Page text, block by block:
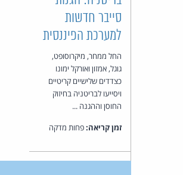
סייבר חדשות
למערכת הפיננסית
החל ממחר, מיקרוסופט,
גוגל, אמזון ואורקל ימונו
כצדדים שלישיים קריטיים
ויסייעו לבריטניה בחיזוק
החוסן וההגנה ...
זמן קריאה:פחות מדקה